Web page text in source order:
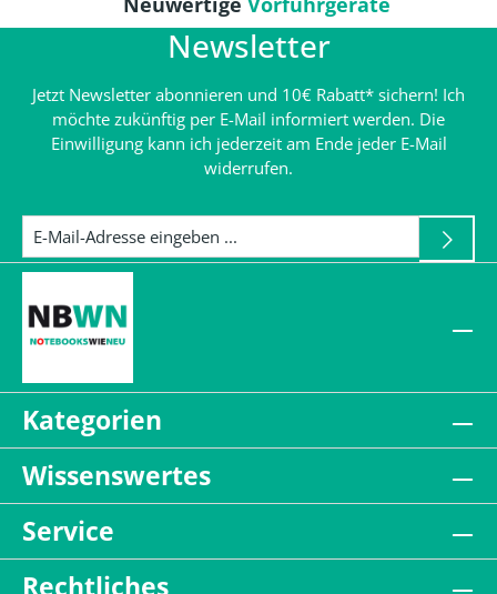
Newsletter
Jetzt Newsletter abonnieren und 10€ Rabatt* sichern! Ich
möchte zukünftig per E-Mail informiert werden. Die
Einwilligung kann ich jederzeit am Ende jeder E-Mail
widerrufen.
Kategorien
Wissenswertes
Service
Rechtliches